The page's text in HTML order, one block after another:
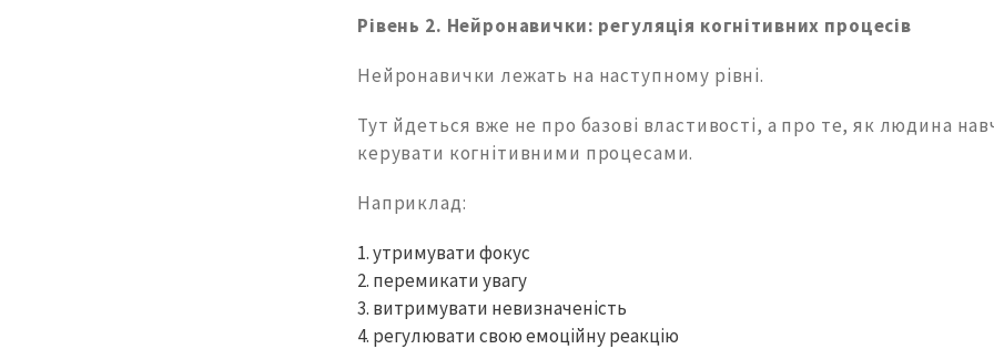
Рівень 2. Нейронавички: регуляція когнітивних процесів
Нейронавички лежать на наступному рівні.
Тут йдеться вже не про базові властивості, а про те, як людина
керувати когнітивними процесами.
Наприклад:
утримувати фокус
перемикати увагу
витримувати невизначеність
регулювати свою емоційну реакцію